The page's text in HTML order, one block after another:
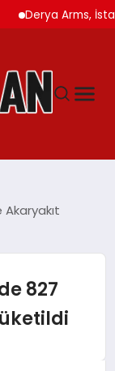
Derya Arms,
827